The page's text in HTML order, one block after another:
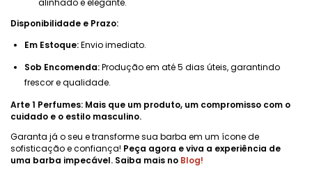
alinhado e elegante.
Disponibilidade e Prazo:
Em Estoque:Envio imediato.
Sob Encomenda:Produção em até 5 dias úteis, garantindo
frescor e qualidade.
Arte 1 Perfumes: Mais que um produto, um compromisso com o
cuidado e o estilo masculino.
Garanta já o seu e transforme sua barba em um ícone de
sofisticação e confiança! Peça agora e viva a experiência de
uma barba impecável. Saiba mais no Blog!